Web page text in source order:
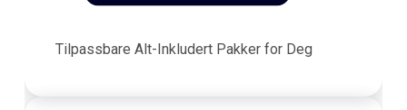
Tilpassbare Alt-Inkludert Pakker for Deg